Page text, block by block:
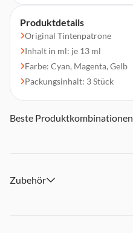
Produktdetails
Original Tintenpatrone
Inhalt in ml: je 13 ml
Farbe: Cyan, Magenta, Gelb
Packungsinhalt: 3 Stück
Beste Produktkombinationen
Zubehör